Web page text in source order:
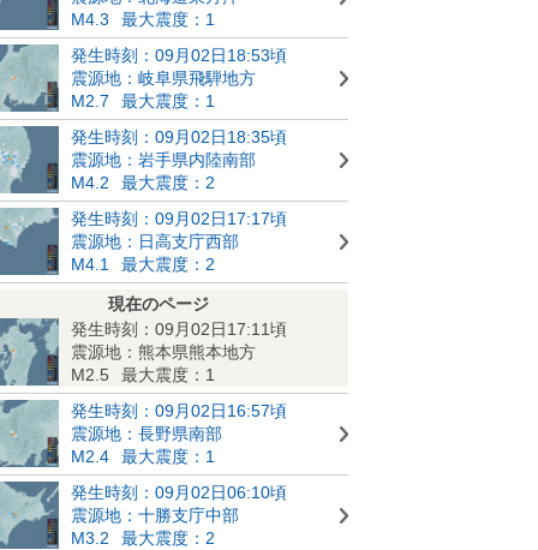
M4.3
最大震度：1
発生時刻：09月02日18:53頃
震源地：岐阜県飛騨地方
M2.7
最大震度：1
発生時刻：09月02日18:35頃
震源地：岩手県内陸南部
M4.2
最大震度：2
発生時刻：09月02日17:17頃
震源地：日高支庁西部
M4.1
最大震度：2
現在のページ
発生時刻：09月02日17:11頃
震源地：熊本県熊本地方
M2.5
最大震度：1
発生時刻：09月02日16:57頃
震源地：長野県南部
M2.4
最大震度：1
発生時刻：09月02日06:10頃
震源地：十勝支庁中部
M3.2
最大震度：2